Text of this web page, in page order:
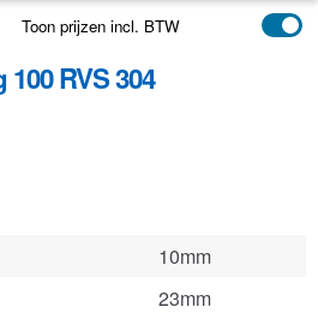
Toon prijzen incl. BTW
100 RVS 304
10mm
23mm